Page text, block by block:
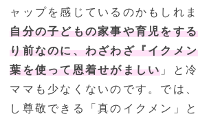
ャップを感じているのかもしれ
自分の子どもの家事や育児をす
り前なのに、わざわざ『イクメ
葉を使って恩着せがましい 」と
ママも少なくないのです。では
し尊敬できる「真のイクメン」